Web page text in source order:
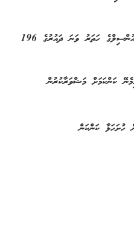
2. މާޅޮސްމަޑުލު ދެކުނުބުރީ ދަރަވަންދޫ ކައުންސިލްގެ ހަތަރު ވަނަ ދައުރުގެ 196